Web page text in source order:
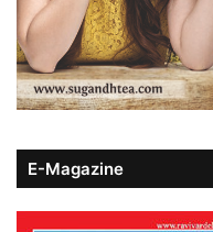
E-Magazine